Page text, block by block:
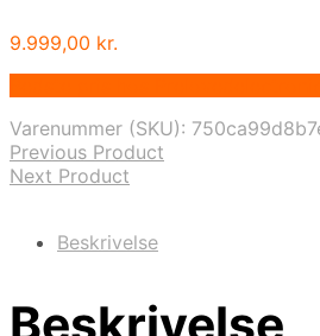
9.999,00 kr.
Varenummer (SKU):
Previous Product
Next Product
Beskrivelse
Beskrivelse